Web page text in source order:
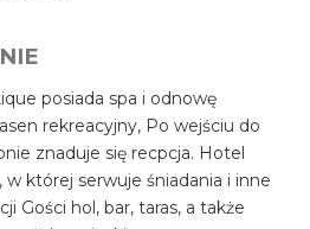
posiada spa i odnowę
rekreacyjny, Po wejściu do
znaduje się recpcja. Hotel
w której serwuje śniadania i inne
Gości hol, bar, taras, a także